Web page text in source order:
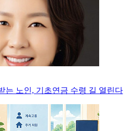
는 노인, 기초연금 수령 길 열린다